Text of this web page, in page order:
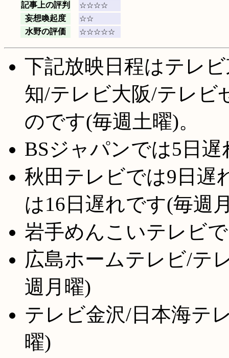
記事上の評判
☆☆☆☆
妄想喚起度
☆☆
水野の評価
☆☆☆☆☆
下記放映日程はテレ
知/テレビ大阪/テレビ
のです(毎週土曜)。
BSジャパンでは5日
秋田テレビでは9日遅
は16日遅れです(毎週
岩手めんこいテレビ
広島ホームテレビ/テ
週月曜)
テレビ金沢/日本海テ
曜)